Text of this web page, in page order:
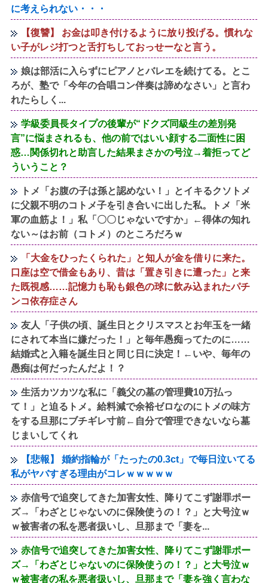
に考えられない・・・
【復讐】 お金は叩き付けるように放り投げる。慣れな
い子がレジ打つと舌打ちしておっせーなと言う。
娘は部活に入らずにピアノとバレエを続けてる。とこ
ろが、塾で「今年の合唱コン伴奏は諦めなさい」と言わ
れたらしく...
学級委員長タイプの後輩が“ドクズ同級生の差別発
言”に悩まされるも、他の前ではいい顔する二面性に困
惑…関係切れと助言した結果まさかの号泣→着拒ってど
ういうこと？
トメ「お腹の子は孫と認めない！」とイキるクソトメ
に父親不明のコトメ子を引き合いに出した私。トメ「米
軍の血筋よ！」私「〇〇じゃないですか」←得体の知れ
ない～はお前（コトメ）のところだろｗ
「大金をひったくられた」と知人が金を借りに来た。
口座は空で借金もあり、昔は「置き引きに遭った」と来
た既視感……記憶力も恥も銀色の球に飲み込まれたパチ
ンコ依存症さん
友人「子供の頃、誕生日とクリスマスとお年玉を一緒
にされて本当に嫌だった！」と毎年愚痴ってたのに……
結婚式と入籍を誕生日と同じ日に決定！←いや、毎年の
愚痴は何だったんだよ！？
生活カツカツな私に「義父の墓の管理費10万払っ
て！」と迫るトメ。給料減で余裕ゼロなのにトメの味方
をする旦那にブチギレ寸前←自分で管理できないなら墓
じまいしてくれ
【悲報】 婚約指輪が「たったの0.3ct」で毎日泣いてる
私がヤバすぎる理由がコレｗｗｗｗｗ
赤信号で追突してきた加害女性、降りてこず謝罪ポー
ズ→「わざとじゃないのに保険使うの！？」と大号泣ｗ
ｗ被害者の私を悪者扱いし、旦那まで「妻を...
赤信号で追突してきた加害女性、降りてこず謝罪ポー
ズ→「わざとじゃないのに保険使うの！？」と大号泣ｗ
ｗ被害者の私を悪者扱いし、旦那まで「妻を強く言わな